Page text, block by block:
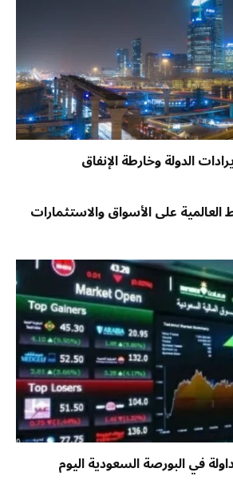
الدولة وخارطة الإنفاق
العالمية على الأسواق والاستثمارات
في البورصة السعودية اليوم